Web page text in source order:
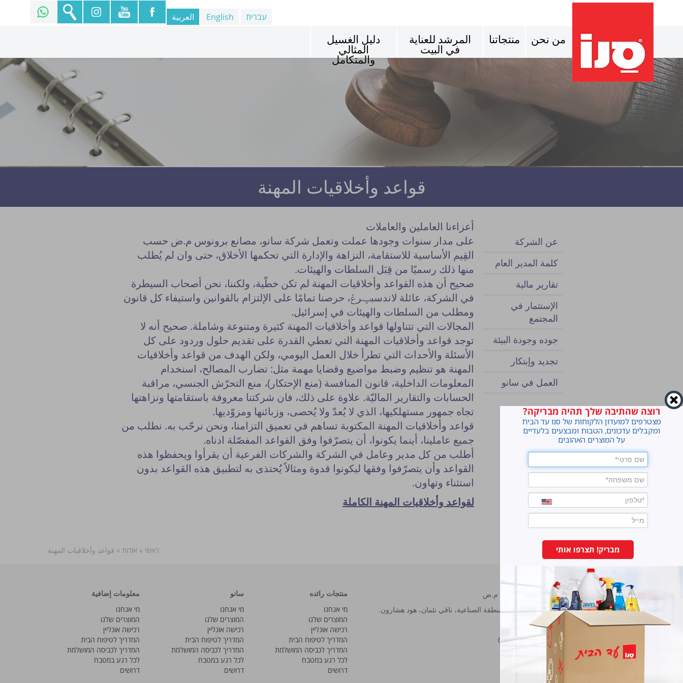
עברית English العربية
من نحن منتجاتنا المرشد للعناية
في البيت
دليل الغسيل
المثالي
والمتكامل
قواعد وأخلاقيات المهنة
عن الشركة
كلمة المدير العام
تقارير مالية
الإستثمار في
المجتمع
جوده وجودة البيئة
تجديد وإبتكار
العمل في سانو
أعزاءنا العاملين والعاملات
على مدار سنوات وجودها عملت وتعمل شركة سانو، مصانع برونوس م.ض حسب
القِيم الأساسية للاستقامة، النزاهة والإدارة التي تحكمها الأخلاق، حتى وان لم يُطلب
منها ذلك رسميًا من قِبَل السلطات والهيئات.
صحيح أن هذه القواعد وأخلاقيات المهنة لم تكن خطّية، ولكننا، نحن أصحاب السيطرة
في الشركة، عائلة لاندسبݒرݞ، حرصنا تمامًا على الإلتزام بالقوانين واستيفاء كل قانون
ومطلب من السلطات والهيئات في إسرائيل.
المجالات التي تتناولها قواعد وأخلاقيات المهنة كثيرة ومتنوعة وشاملة. صحيح أنه لا
توجد قواعد وأخلاقيات المهنة التي تعطي القدرة على تقديم حلول وردود على كل
الأسئلة والأحداث التي تطرأ خلال العمل اليومي، ولكن الهدف من قواعد وأخلاقيات
المهنة هو تنظيم وضبط مواضيع وقضايا مهمة مثل: تضارب المصالح، استخدام
المعلومات الداخلية، قانون المنافسة (منع الإحتكار)، منع التحرّش الجنسي، مراقبة
الحسابات والتقارير الماليّة. علاوة على ذلك، فان شركتنا معروفة باستقامتها ونزاهتها
تجاه جمهور مستهلكيها، الذي لا يُعدّ ولا يُحصى، وزبائنها ومزوّديها.
قواعد وأخلاقيات المهنة المكتوبة تساهم في تعميق التزامنا، ونحن نرحّب به. نطلب من
جميع عاملينا، أينما يكونوا، أن يتصرّفوا وفق القواعد المفصّلة ادناه.
أطلب من كل مدير وعامل في الشركة والشركات الفرعية أن يقرأوا ويحفظوا هذه
القواعد وأن يتصرّفوا وفقها ليكونوا قدوة ومثالاً يُحتذى به لتطبيق هذه القواعد بدون
استثناء وتهاون.
لقواعد وأخلاقيات المهنة الكاملة
نشر النصيحة مشروط بموافقة مدير الموقع.
ראשי » אודות » قواعد وأخلاقيات المهنة
سانو مصانع برونوس م.ض
شارع هحراش 11 المنطقة الصناعية، ناڨي نئمان، هود هشارون.
هاتف:7473222-09
فاكس:
7473233-09
منتجات رائده
מי אנחנו
המוצרים שלנו
רכישה אונליין
המדריך לטיפוח הבית
המדריך לכביסה המושלמת
לכל רגע במטבח
דרושים
سانو
מי אנחנו
המוצרים שלנו
רכישה אונליין
המדריך לטיפוח הבית
המדריך לכביסה המושלמת
לכל רגע במטבח
דרושים
معلومات إضافية
מי אנחנו
המוצרים שלנו
רכישה אונליין
המדריך לטיפוח הבית
המדריך לכביסה המושלמת
לכל רגע במטבח
דרושים
רוצה שהתיבה שלך תהיה מבריקה?
מצטרפים למועדון הלקוחות של סנו עד הבית
ומקבלים עדכונים, הטבות ומבצעים בלעדיים
על המוצרים האהובים
מבריק! תצרפו אותי